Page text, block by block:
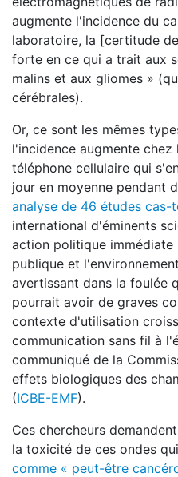
augmente l'incidence du
laboratoire, la [certitude
forte en ce qui a trait aux
malins et aux gliomes »
cérébrales).
Or, ce sont les mêmes
l'incidence augmente
téléphone cellulaire qui
jour en moyenne pendant
analyse de 46 études cas-
international d'éminents
action politique
publique et
avertissant dans la foulée
pourrait avoir de graves
contexte d'utilisation
communication sans fil à
communiqué de la
effets biologiques des
(ICBE-EMF).
Ces chercheurs
la toxicité de ces ondes
comme « peut-être